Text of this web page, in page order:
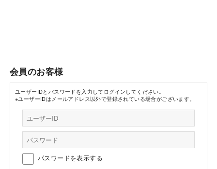
会員のお客様
ユーザーIDとパスワードを入力してログインしてください。
※ユーザーIDはメールアドレス以外で登録されている場合がございます。
パスワードを表示する